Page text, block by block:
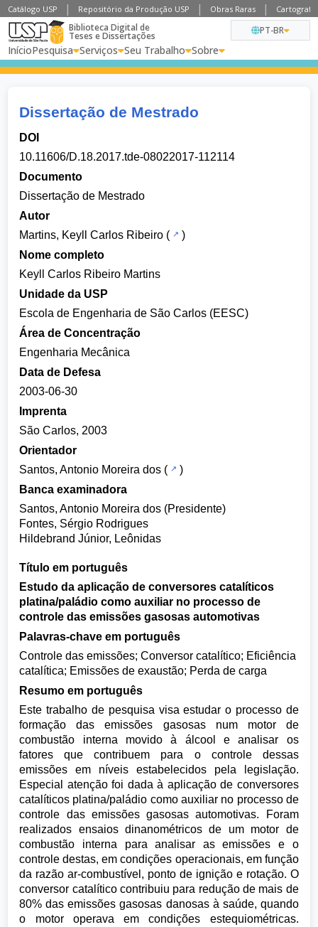
Catálogo USP Repositório da Produção USP Obras Raras
Biblioteca Digital de
Teses e Dissertações
InícioPesquisa Serviços Seu Trabalho Sobre
PT-BR
Dissertação de Mestrado
DOI
10.11606/D.18.2017.tde-08022017-112114
Documento
Dissertação de Mestrado
Autor
Martins, Keyll Carlos Ribeiro (
)
Nome completo
Keyll Carlos Ribeiro Martins
Unidade da USP
Escola de Engenharia de São Carlos (EESC)
Área de Concentração
Engenharia Mecânica
Data de Defesa
2003-06-30
Imprenta
São Carlos, 2003
Orientador
Santos, Antonio Moreira dos (
)
Banca examinadora
Santos, Antonio Moreira dos (Presidente)
Fontes, Sérgio Rodrigues
Hildebrand Júnior, Leônidas
Título em português
Estudo da aplicação de conversores catalíticos
platina/paládio como auxiliar no processo de
controle das emissões gasosas automotivas
Palavras-chave em português
Controle das emissões; Conversor catalítico; Eficiência
catalítica; Emissões de exaustão; Perda de carga
Resumo em português
Este trabalho de pesquisa visa estudar o processo de
formação das emissões gasosas num motor de
combustão interna movido à álcool e analisar os
fatores que contribuem para o controle dessas
emissões em níveis estabelecidos pela legislação.
Especial atenção foi dada à aplicação de conversores
catalíticos platina/paládio como auxiliar no processo de
controle das emissões gasosas automotivas. Foram
realizados ensaios dinanométricos de um motor de
combustão interna para analisar as emissões e o
controle destas, em condições operacionais, em função
da razão ar-combustível, ponto de ignição e rotação. O
conversor catalítico contribuiu para redução de mais de
80% das emissões gasosas danosas à saúde, quando
o motor operava em condições estequiométricas.